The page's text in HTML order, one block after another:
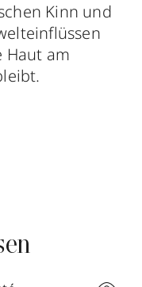
Kinn und
Haut am